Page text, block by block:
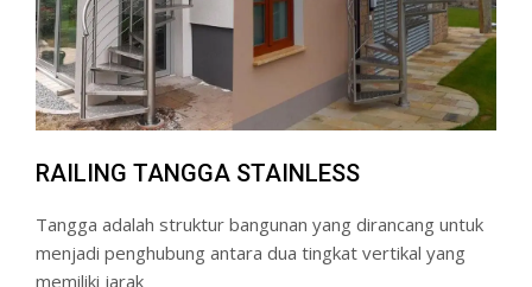
RAILING TANGGA STAINLESS
Tangga adalah struktur bangunan yang dirancang untuk
menjadi penghubung antara dua tingkat vertikal yang
memiliki jarak